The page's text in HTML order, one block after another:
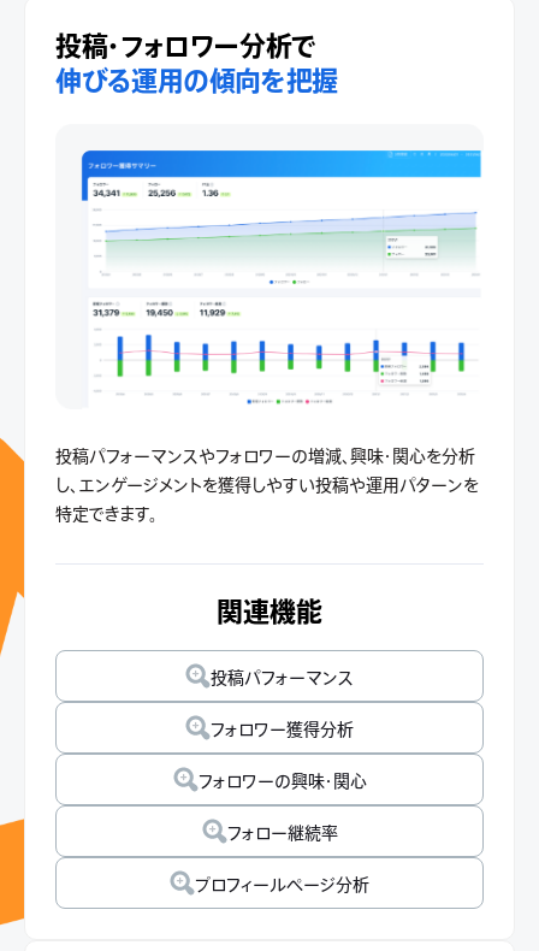
投稿・フォロワー分析で
伸びる運用の傾向を把握
投稿パフォーマンスやフォロワーの増減、興味・関心を分析
し、エンゲージメントを獲得しやすい投稿や運用パターンを
特定できます。
関連機能
投稿パフォーマンス
フォロワー獲得分析
フォロワーの興味・関心
フォロー継続率
プロフィールページ分析